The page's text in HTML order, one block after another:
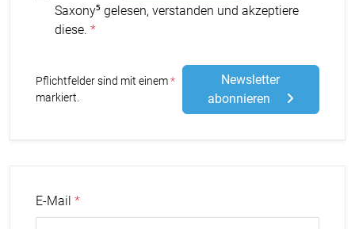
Saxony⁵ gelesen, verstanden und akzeptiere
diese.
Pflichtfelder sind mit einem Stern
markiert.
Newsletter
abonnieren
E-Mail